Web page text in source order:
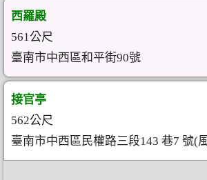
西羅殿
561公尺
臺南市中西區和平街90號
接官亭
562公尺
臺南市中西區民權路三段143 巷7 號(